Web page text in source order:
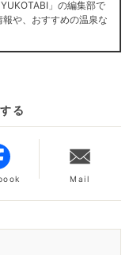
」の編集部で
や、おすすめの温泉な
る
Mail